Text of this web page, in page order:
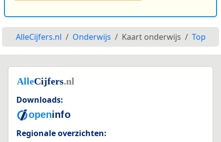
AlleCijfers.nl Onderwijs Kaart onderwijs Top
Downloads:
Regionale overzichten: